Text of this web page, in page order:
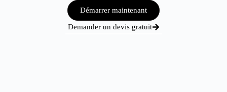
Démarrer maintenant
Demander un devis gratuit